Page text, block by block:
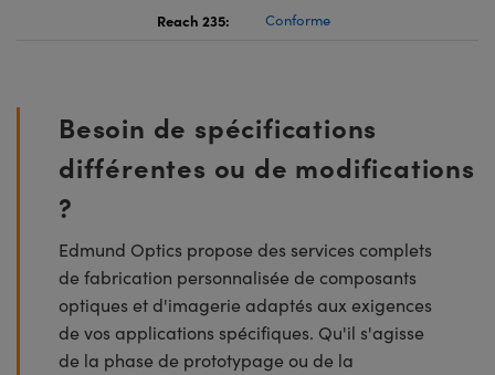
Reach 235: Conforme
Besoin de spécifications
différentes ou de modifications
?
Edmund Optics propose des services complets
de fabrication personnalisée de composants
optiques et d'imagerie adaptés aux exigences
de vos applications spécifiques. Qu'il s'agisse
de la phase de prototypage ou de la